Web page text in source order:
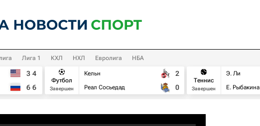
Лига 1 КХЛ НХЛ Евролига НБА
3 4
6 6
Футбол
Завершен
Кельн
Реал Сосьедад
2
0
Теннис
Завершен
Э. Ли
Е. Рыбакина